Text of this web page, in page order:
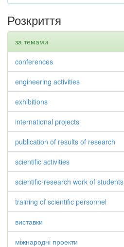
Розкриття
за темами
conferences
engineering activities
exhibitions
international projects
publication of results of research
scientific activities
scientific-research work of students
training of scientific personnel
виставки
міжнародні проекти